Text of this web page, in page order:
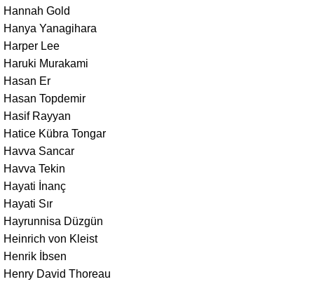
Hannah Gold
Hanya Yanagihara
Harper Lee
Haruki Murakami
Hasan Er
Hasan Topdemir
Hasif Rayyan
Hatice Kübra Tongar
Havva Sancar
Havva Tekin
Hayati İnanç
Hayati Sır
Hayrunnisa Düzgün
Heinrich von Kleist
Henrik İbsen
Henry David Thoreau